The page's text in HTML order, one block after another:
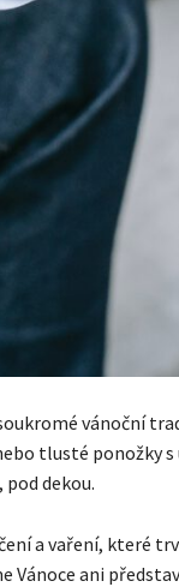
vánoční
tlusté ponožky
dekou.
a vaření, které
Vánoce ani